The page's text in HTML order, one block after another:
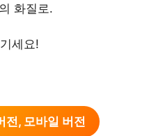
화질로.
세요!
전, 모바일 버전